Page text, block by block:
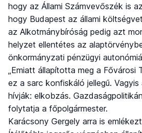
hogy az Állami Számvevőszék is
hogy Budapest az állami
az Alkotmánybíróság pedig azt
helyzet ellentétes az
önkormányzati pénzügyi
„Emiatt állapította meg a Fővárosi
ez a sarc konfiskáló jellegű.
hívják: elkobzás.
folytatja a főpolgármester.
Karácsony Gergely arra is